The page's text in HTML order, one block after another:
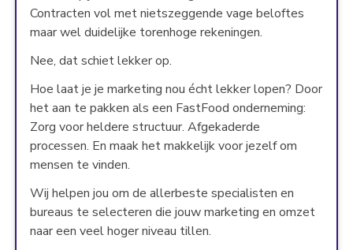
Contracten vol met nietszeggende vage beloftes
maar wel duidelijke torenhoge rekeningen.
Nee, dat schiet lekker op.
Hoe laat je je marketing nou écht lekker lopen? Door
het aan te pakken als een FastFood onderneming:
Zorg voor heldere structuur. Afgekaderde
processen. En maak het makkelijk voor jezelf om
mensen te vinden.
Wij helpen jou om de allerbeste specialisten en
bureaus te selecteren die jouw marketing en omzet
naar een veel hoger niveau tillen.